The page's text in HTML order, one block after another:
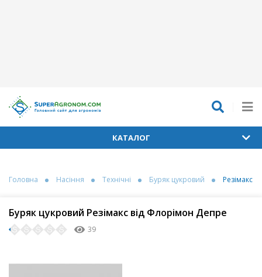
КАТАЛОГ
Головна Насіння Технічні Буряк цукровий Резімакс
Буряк цукровий Резімакс від Флорімон Депре
39